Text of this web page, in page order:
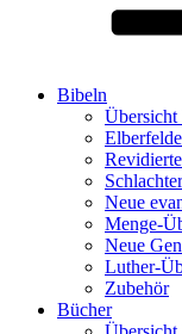
Bibeln
Neue
Menge-
Neue
Luther-
Zubehör
Bücher